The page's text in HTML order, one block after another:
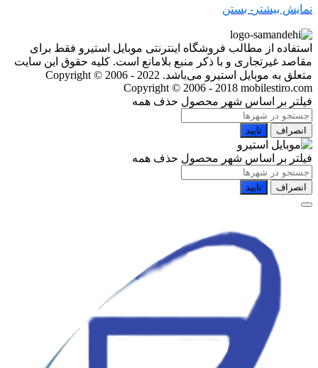
نمایش بیشتر - بستن
استفاده از مطالب فروشگاه اینترنتی موبایل استیرو فقط برای
مقاصد غیرتجاری و با ذکر منبع بلامانع است. کلیه حقوق این سایت
متعلق به موبایل استیرو می‌باشد. Copyright © 2006 - 2022
Copyright © 2006 - 2018 mobilestiro.com
فیلتر بر اساس شهر محصول حذف همه
انصراف تایید
فیلتر بر اساس شهر محصول حذف همه
انصراف تایید